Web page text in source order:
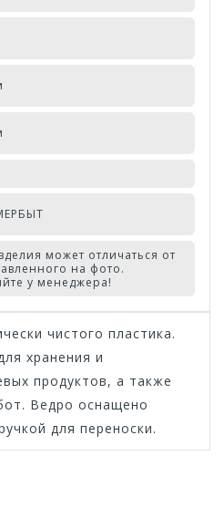
может отличаться от
на фото.
у менеджера!
чистого пластика.
хранения и
продуктов, а также
Ведро оснащено
для переноски.